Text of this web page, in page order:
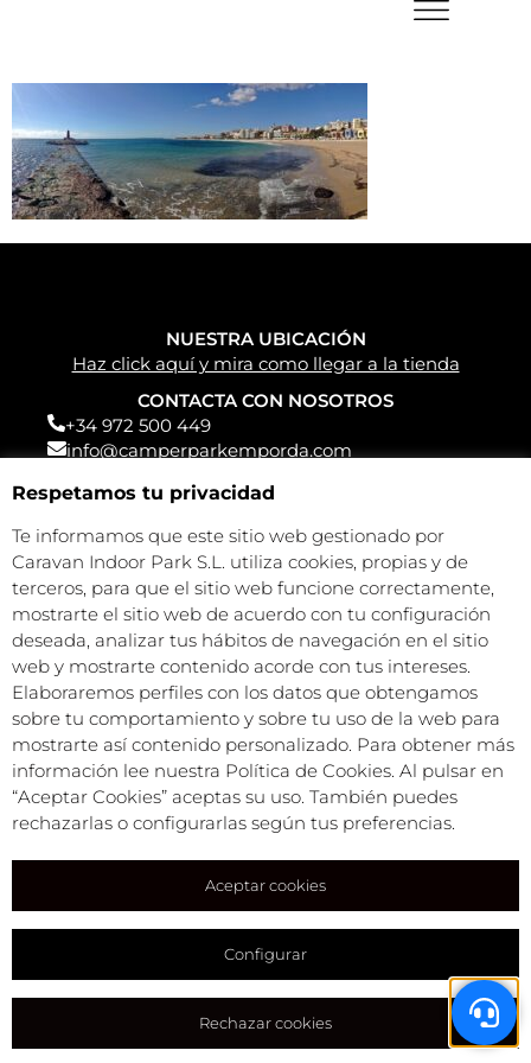
NUESTRA UBICACIÓN
Haz click aquí y mira como llegar a la tienda
CONTACTA CON NOSOTROS
+34 972 500 449
info@camperparkemporda.com
NUESTRAS REDES
Caravan Park Empordà S.L.©
Todos los derechos reservados
Condiciones comerciales
Política de privacidad
Aviso legal
Política de cookies
Respetamos tu privacidad
Te informamos que este sitio web gestionado por
Caravan Indoor Park S.L. utiliza cookies, propias y de
terceros, para que el sitio web funcione correctamente,
mostrarte el sitio web de acuerdo con tu configuración
deseada, analizar tus hábitos de navegación en el sitio
web y mostrarte contenido acorde con tus intereses.
Elaboraremos perfiles con los datos que obtengamos
sobre tu comportamiento y sobre tu uso de la web para
mostrarte así contenido personalizado. Para obtener más
información lee nuestra Política de Cookies. Al pulsar en
“Aceptar Cookies” aceptas su uso. También puedes
rechazarlas o configurarlas según tus preferencias.
Aceptar cookies
Configurar
Rechazar cookies